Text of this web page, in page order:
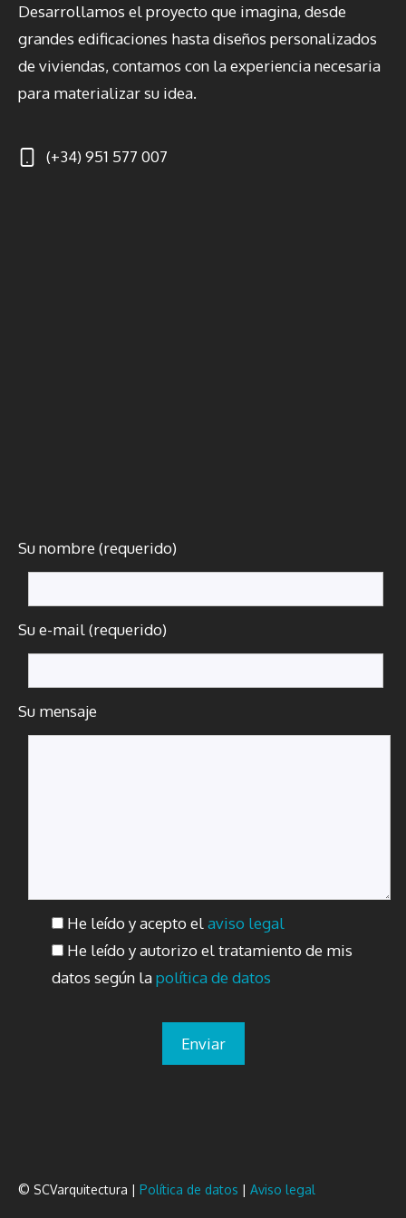
Desarrollamos el proyecto que imagina, desde
grandes edificaciones hasta diseños personalizados
de viviendas, contamos con la experiencia necesaria
para materializar su idea.
(+34) 951 577 007
Su nombre (requerido)
Su e-mail (requerido)
Su mensaje
He leído y acepto elaviso legal
He leído y autorizo el tratamiento de mis
datos según lapolítica de datos
© SCVarquitectura | Política de datos | Aviso legal